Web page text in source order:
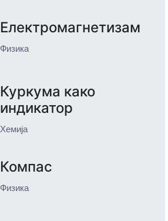
Електромагнетизам
Физика
Куркума како
индикатор
Хемија
Компас
Физика